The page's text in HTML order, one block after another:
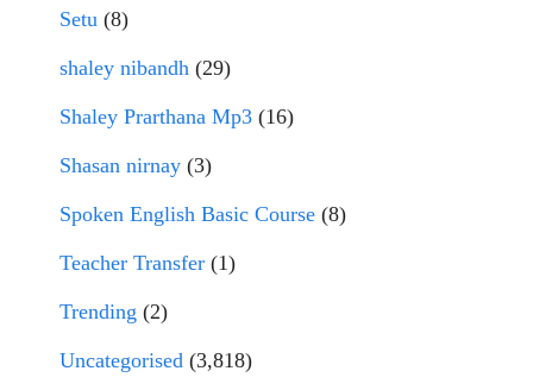
Setu (8)
shaley nibandh (29)
Shaley Prarthana Mp3 (16)
Shasan nirnay (3)
Spoken English Basic Course (8)
Teacher Transfer (1)
Trending (2)
Uncategorised (3,818)